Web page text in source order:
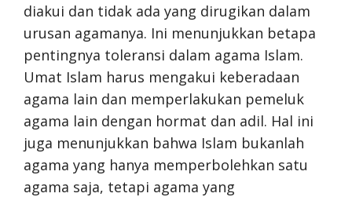
diakui dan tidak ada yang dirugikan dalam
urusan agamanya. Ini menunjukkan betapa
pentingnya toleransi dalam agama Islam.
Umat Islam harus mengakui keberadaan
agama lain dan memperlakukan pemeluk
agama lain dengan hormat dan adil. Hal ini
juga menunjukkan bahwa Islam bukanlah
agama yang hanya memperbolehkan satu
agama saja, tetapi agama yang